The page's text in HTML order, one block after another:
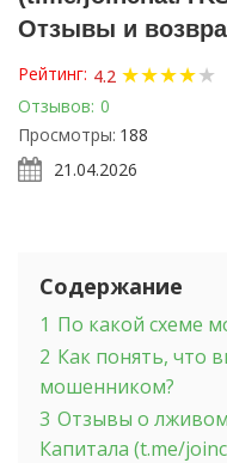
Отзывы и
Рейтинг: 4.2 ★★★★★
Отзывов: 0
Просмотры: 188
21.04.2026
Содержание
1 По какой схеме
2 Как понять, что
мошенником?
3 Отзывы о
Капитала (t.me/